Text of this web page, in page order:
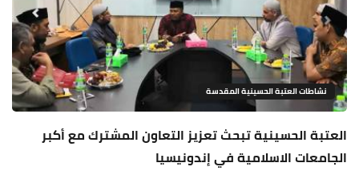
نشاطات العتبة الحسينية المقدسة
العتبة الحسينية تبحث تعزيز التعاون المشترك مع أكبر
الجامعات الاسلامية في إندونيسيا